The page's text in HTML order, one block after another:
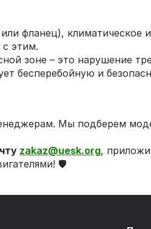
фланец), климатическое
этим.
зоне – это нарушение
бесперебойную и
Мы подберем
zakaz@uesk.org,
🛡️